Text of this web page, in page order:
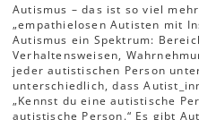
Autismus – das ist so viel
„empathielosen Autisten mit
Autismus ein Spektrum:
Verhaltensweisen,
jeder autistischen Person
unterschiedlich, dass
„Kennst du eine autistische
autistische Person.“ Es gibt